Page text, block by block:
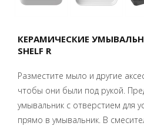
КЕРАМИЧЕСКИЕ
SHELF R
Разместите мыло и другие
чтобы они были под рукой.
умывальник с отверстием для
прямо в умывальник. В